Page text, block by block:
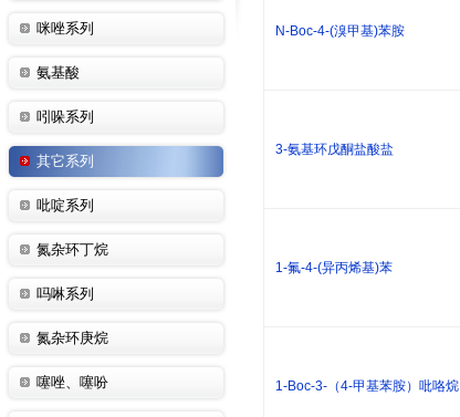
咪唑系列
氨基酸
吲哚系列
其它系列
吡啶系列
氮杂环丁烷
吗啉系列
氮杂环庚烷
噻唑、噻吩
N-Boc-4-(溴甲基)苯胺
3-氨基环戊酮盐酸盐
1-氟-4-(异丙烯基)苯
1-Boc-3-（4-甲基苯胺）吡咯烷